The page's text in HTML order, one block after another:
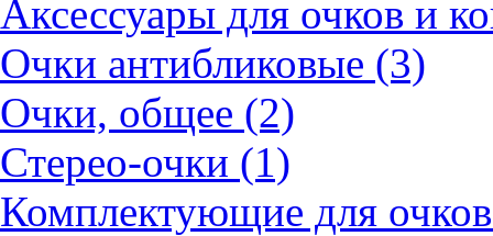
Аксессуары для очков и
Очки антибликовые (3)
Очки, общее (2)
Стерео-очки (1)
Комплектующие для